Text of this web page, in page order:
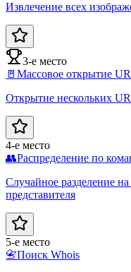
Извлечение всех
3-е место
🚪 Массовое открытие
Открытие нескольких
4-е место
👥Распределение по
Случайное разделение
представителя
5-е место
📇Поиск Whois